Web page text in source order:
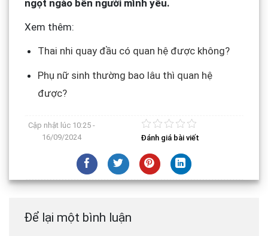
ngọt ngào bên người mình yêu.
Xem thêm:
Thai nhi quay đầu có quan hệ được không?
Phụ nữ sinh thường bao lâu thì quan hệ
được?
Cập nhật lúc 10:25 -
16/09/2024
Đánh giá bài viết
Để lại một bình luận